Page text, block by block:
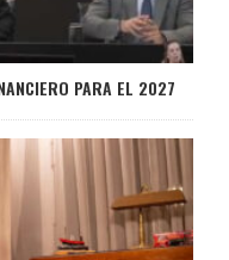
PARA EL 2027